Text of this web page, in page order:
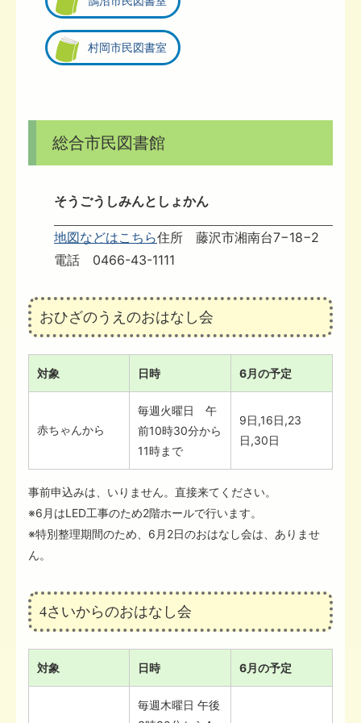
村岡市民図書室
総合市民図書館
そうごうしみんとしょかん
地図などはこちら住所 藤沢市湘南台7−18−2
電話 0466-43-1111
おひざのうえのおはなし会
対象 日時 6月の予定
赤ちゃんから
毎週火曜日 午
前10時30分から
11時まで
9日,16日,23
日,30日
事前申込みは、いりません。直接来てください。
※6月はLED工事のため2階ホールで行います。
※特別整理期間のため、6月2日のおはなし会は、ありませ
ん。
4さいからのおはなし会
対象 日時 6月の予定
毎週木曜日 午後